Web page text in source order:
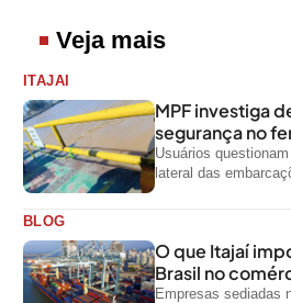
Veja mais
ITAJAI
MPF investiga
segurança no
Usuários
lateral das
BLOG
O que Itajaí
Brasil no
Empresas sediadas